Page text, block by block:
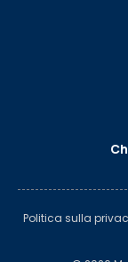
Politica sulla